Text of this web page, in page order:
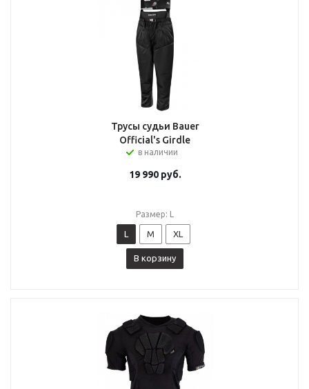
Трусы судьи Bauer
Official's Girdle
в наличии
19 990руб.
Размер: L
L M XL
В корзину